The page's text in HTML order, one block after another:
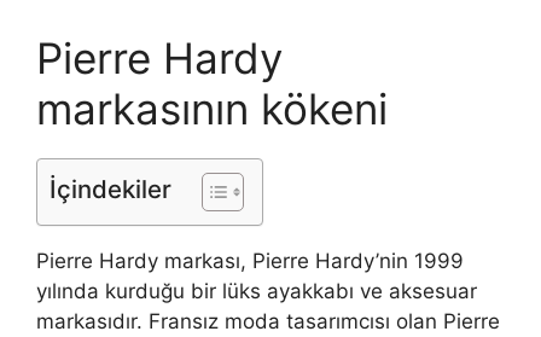
Pierre Hardy
markasının kökeni
İçindekiler
Pierre Hardy markası, Pierre Hardy’nin 1999
yılında kurduğu bir lüks ayakkabı ve aksesuar
markasıdır. Fransız moda tasarımcısı olan Pierre